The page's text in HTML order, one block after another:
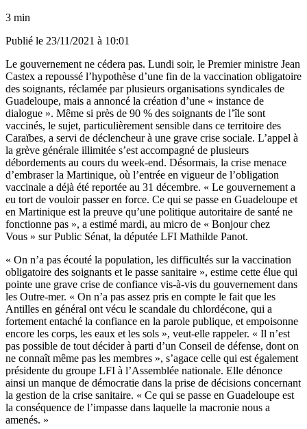
3 min
Publié le 23/11/2021 à 10:01
Le gouvernement ne cédera pas. Lundi soir, le Premier ministre Jean
Castex a repoussé l’hypothèse d’une fin de la vaccination obligatoire
des soignants, réclamée par plusieurs organisations syndicales de
Guadeloupe, mais a annoncé la création d’une « instance de
dialogue ». Même si près de 90 % des soignants de l’île sont
vaccinés, le sujet, particulièrement sensible dans ce territoire des
Caraïbes, a servi de déclencheur à une grave crise sociale. L’appel à
la grève générale illimitée s’est accompagné de plusieurs
débordements au cours du week-end. Désormais, la crise menace
d’embraser la Martinique, où l’entrée en vigueur de l’obligation
vaccinale a déjà été reportée au 31 décembre. « Le gouvernement a
eu tort de vouloir passer en force. Ce qui se passe en Guadeloupe et
en Martinique est la preuve qu’une politique autoritaire de santé ne
fonctionne pas », a estimé mardi, au micro de « Bonjour chez
Vous » sur Public Sénat, la députée LFI Mathilde Panot.
« On n’a pas écouté la population, les difficultés sur la vaccination
obligatoire des soignants et le passe sanitaire », estime cette élue qui
pointe une grave crise de confiance vis-à-vis du gouvernement dans
les Outre-mer. « On n’a pas assez pris en compte le fait que les
Antilles en général ont vécu le scandale du chlordécone, qui a
fortement entaché la confiance en la parole publique, et empoisonne
encore les corps, les eaux et les sols », veut-elle rappeler. « Il n’est
pas possible de tout décider à parti d’un Conseil de défense, dont on
ne connaît même pas les membres », s’agace celle qui est également
présidente du groupe LFI à l’Assemblée nationale. Elle dénonce
ainsi un manque de démocratie dans la prise de décisions concernant
la gestion de la crise sanitaire. « Ce qui se passe en Guadeloupe est
la conséquence de l’impasse dans laquelle la macronie nous a
amenés. »